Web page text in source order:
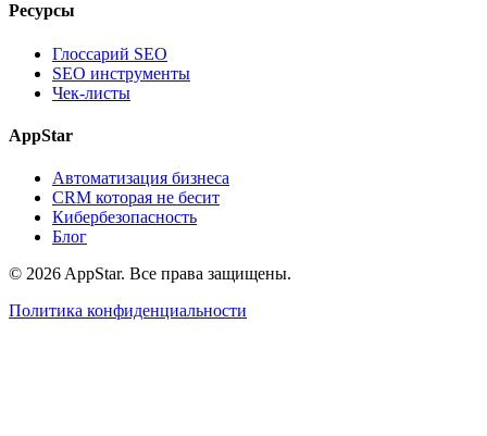
Ресурсы
Глоссарий SEO
SEO инструменты
Чек-листы
AppStar
Автоматизация бизнеса
CRM которая не бесит
Кибербезопасность
Блог
© 2026 AppStar. Все права защищены.
Политика конфиденциальности